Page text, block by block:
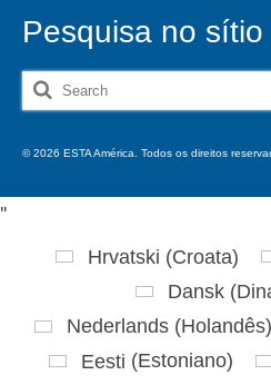
Pesquisa no sítio
Search
for:
© 2026 ESTA América. Todos os direitos
''
Hrvatski (Croata)
Dansk(
Nederlands(Holandês)
Eesti (Estoniano)